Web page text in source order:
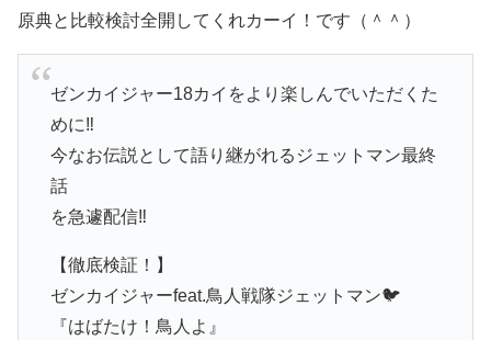
原典と比較検討全開してくれカーイ！です（＾＾）
ゼンカイジャー18カイをより楽しんでいただくた
めに‼️
今なお伝説として語り継がれるジェットマン最終
話
を急遽配信‼️
【徹底検証！】
ゼンカイジャーfeat.鳥人戦隊ジェットマン🐦
『はばたけ！鳥人よ』